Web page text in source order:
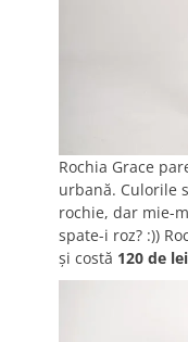
Rochia Grace
urbană. Culorile
rochie, dar mie-
spate-i roz? :))
şi costă 120 de lei